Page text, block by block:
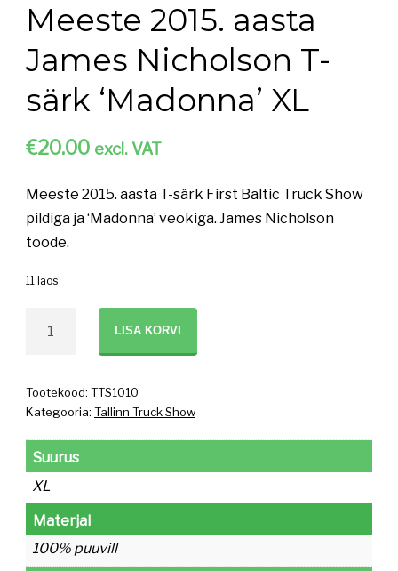
Meeste 2015. aasta
James Nicholson T-
särk ‘Madonna’ XL
€20.00 excl. VAT
Meeste 2015. aasta T-särk First Baltic Truck Show
pildiga ja ‘Madonna’ veokiga. James Nicholson
toode.
11 laos
James
Nicholson
T-
särk
'Madonna'
XL
kogus
LISA KORVI
Tootekood: TTS1010
Kategooria: Tallinn Truck Show
Suurus
XL
Materjal
100% puuvill